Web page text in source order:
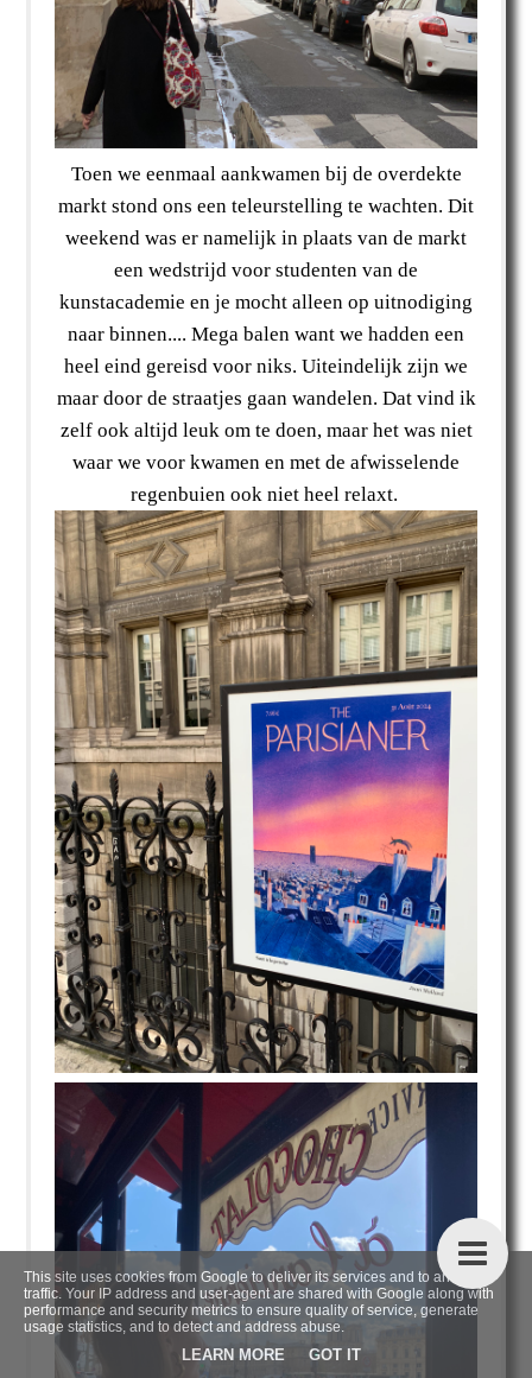
Toen we eenmaal aankwamen bij de overdekte
markt stond ons een teleurstelling te wachten. Dit
weekend was er namelijk in plaats van de markt
een wedstrijd voor studenten van de
kunstacademie en je mocht alleen op uitnodiging
naar binnen.... Mega balen want we hadden een
heel eind gereisd voor niks. Uiteindelijk zijn we
maar door de straatjes gaan wandelen. Dat vind ik
zelf ook altijd leuk om te doen, maar het was niet
waar we voor kwamen en met de afwisselende
regenbuien ook niet heel relaxt.
This site uses cookies from Google to deliver its services and to analyze
traffic. Your IP address and user-agent are shared with Google along with
performance and security metrics to ensure quality of service, generate
usage statistics, and to detect and address abuse.
LEARN MORE GOT IT